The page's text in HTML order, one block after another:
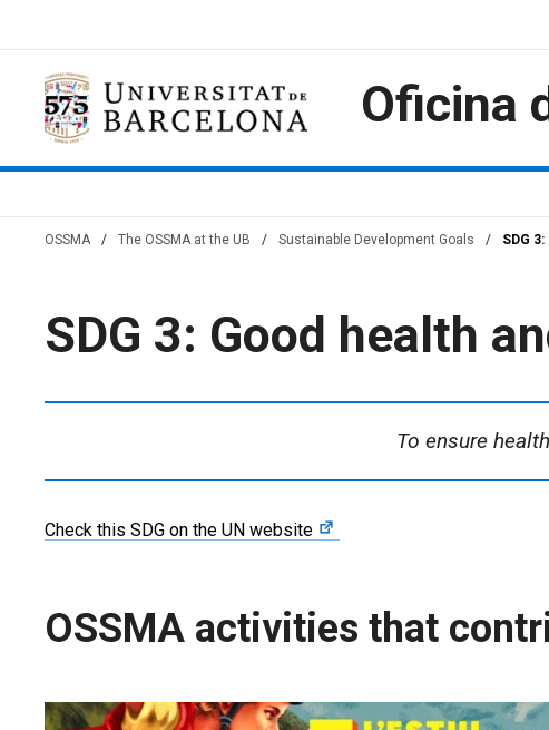
Oficina
OSSMA / The OSSMA at the UB / Sustainable Development Goals / SDG
SDG 3: Good health
To ensure
Check this SDG on the UN website
OSSMA activities that